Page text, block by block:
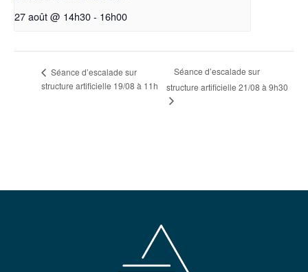
27 août @ 14h30- 16h00
Séance d’escalade sur
structure artificielle 19/08 à 11h
Séance d’escalade sur
structure artificielle 21/08 à 9h30